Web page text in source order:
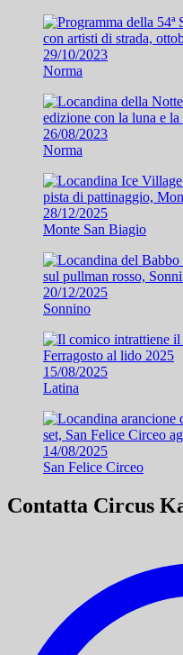
29/10/2023
Norma
26/08/2023
Norma
28/12/2025
Monte San Biagio
20/12/2025
Sonnino
15/08/2025
Latina
14/08/2025
San Felice Circeo
Contatta Circus